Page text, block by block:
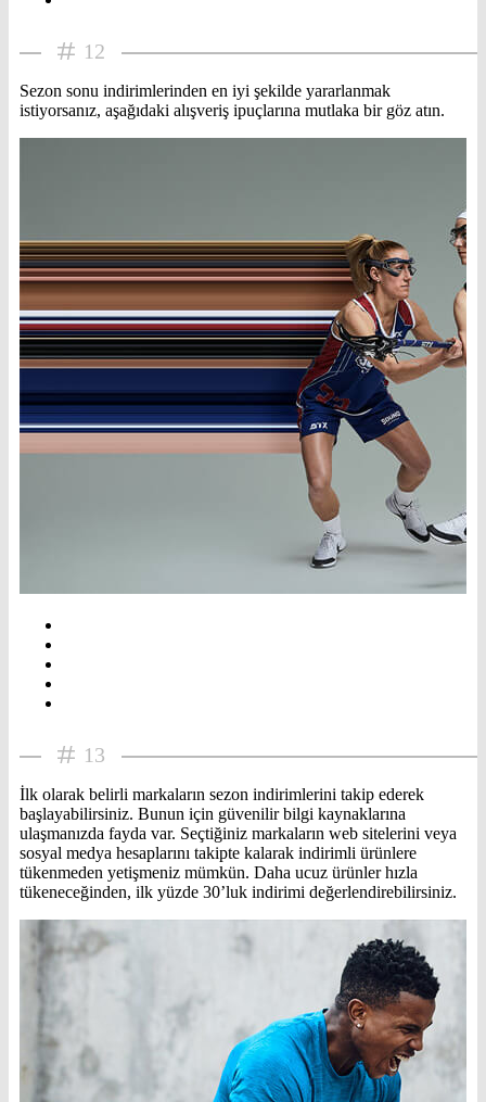
12
Sezon sonu indirimlerinden en iyi şekilde yararlanmak
istiyorsanız, aşağıdaki alışveriş ipuçlarına mutlaka bir göz atın.
13
İlk olarak belirli markaların sezon indirimlerini takip ederek
başlayabilirsiniz. Bunun için güvenilir bilgi kaynaklarına
ulaşmanızda fayda var. Seçtiğiniz markaların web sitelerini veya
sosyal medya hesaplarını takipte kalarak indirimli ürünlere
tükenmeden yetişmeniz mümkün. Daha ucuz ürünler hızla
tükeneceğinden, ilk yüzde 30’luk indirimi değerlendirebilirsiniz.